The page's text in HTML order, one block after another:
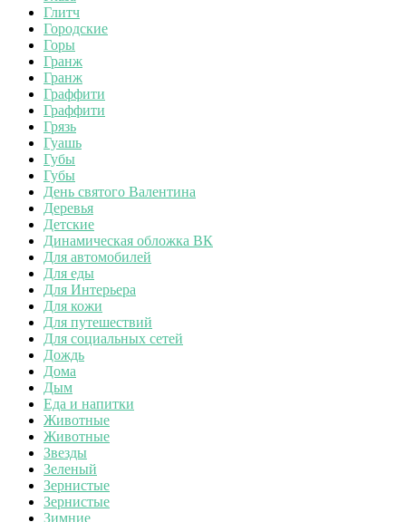
Глитч
Городские
Горы
Гранж
Гранж
Граффити
Граффити
Грязь
Гуашь
Губы
Губы
День святого Валентина
Деревья
Детские
Динамическая обложка ВК
Для автомобилей
Для еды
Для Интерьера
Для кожи
Для путешествий
Для социальных сетей
Дождь
Дома
Дым
Еда и напитки
Животные
Животные
Звезды
Зеленый
Зернистые
Зернистые
Зимние